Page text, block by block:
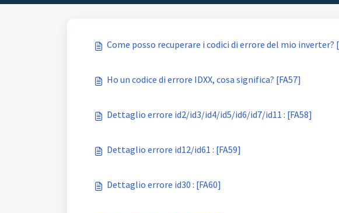
Come posso recuperare i codici di errore del mio inverter?
Ho un codice di errore IDXX, cosa significa? [FA57]
Dettaglio errore id2/id3/id4/id5/id6/id7/id11 : [FA58]
Dettaglio errore id12/id61 : [FA59]
Dettaglio errore id30 : [FA60]